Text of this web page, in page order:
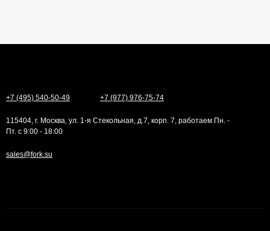
+7 (495) 540-50-49 +7 (977) 976-75-74
115404, г. Москва, ул. 1-я Стекольная, д.7, корп. 7, работаем Пн. -
Пт. с 9:00 - 18:00
sales@fork.su